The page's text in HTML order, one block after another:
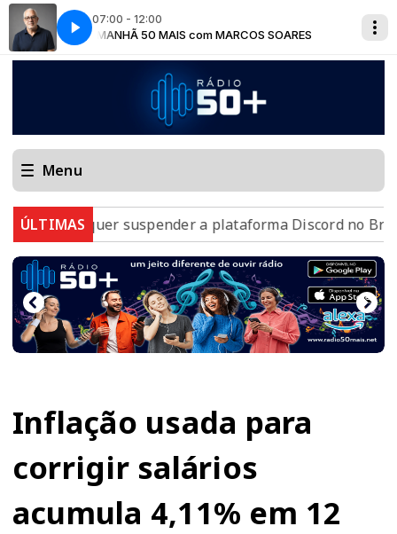
07:00 - 12:00
MANHÃ 50 MAIS com MARCOS SOARES
Menu
ÚLTIMAS
AGU quer suspender a plataforma Discord no Brasil
Inflação usada para
corrigir salários
acumula 4,11% em 12